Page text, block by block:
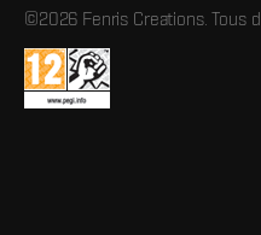
©2026 Fenris Creations. Tous